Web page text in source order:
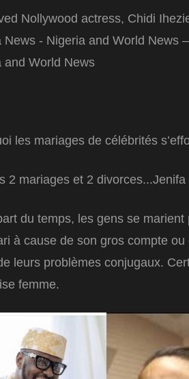
les mariages de célébrités
du temps, les gens se
à cause de son gros compte
leurs problèmes conjugaux.
femme.